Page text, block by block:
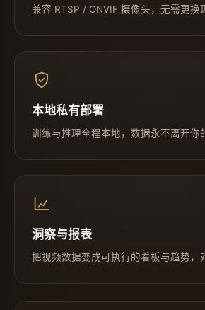
兼容 RTSP / ONVIF 摄像头，无需更换
本地私有部署
训练与推理全程本地，数据永不离开你
洞察与报表
把视频数据变成可执行的看板与趋势，